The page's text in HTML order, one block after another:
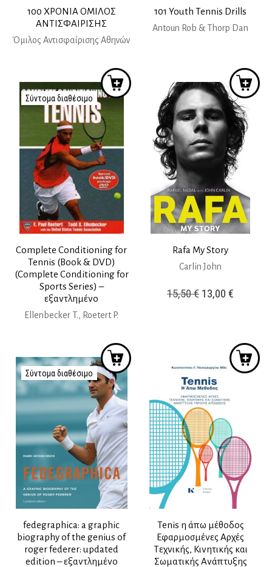
100 ΧΡΟΝΙΑ ΟΜΙΛΟΣ
ΑΝΤΙΣΦΑΙΡΙΣΗΣ
Όμιλος Αντισφαίρισης Αθηνών
101 Youth Tennis Drills
Antoun Rob & Thorp Dan
Σύντομα διαθέσιμο
Complete Conditioning for
Tennis (Book & DVD)
(Complete Conditioning for
Sports Series) –
εξαντλημένο
Ellenbecker T., Roetert P.
Rafa My Story
Carlin John
15,50€ Original
15,50 €.
13,00€
είναι:
13,00 €.
Σύντομα διαθέσιμο
fedegraphica: a graphic
biography of the genius of
roger federer: updated
edition – εξαντλημένο
Tenis η άπω μέθοδος
Εφαρμοσμένες Αρχές
Τεχνικής, Κινητικής και
Σωματικής Ανάπτυξης